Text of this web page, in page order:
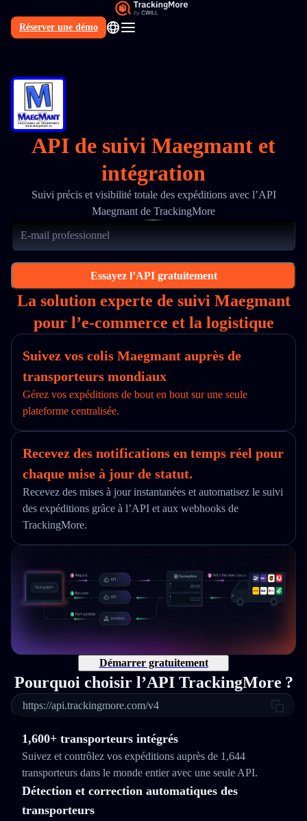
Réserver une démo
FR
API de suivi Maegmant et
intégration
Suivi précis et visibilité totale des expéditions avec l’API
Maegmant de TrackingMore
Essayez l’API gratuitement
La solution experte de suivi Maegmant
pour l’e‑commerce et la logistique
Suivez vos colis Maegmant auprès de
transporteurs mondiaux
Gérez vos expéditions de bout en bout sur une seule
plateforme centralisée.
Recevez des notifications en temps réel pour
chaque mise à jour de statut.
Recevez des mises à jour instantanées et automatisez le suivi
des expéditions grâce à l’API et aux webhooks de
TrackingMore.
Démarrer gratuitement
Pourquoi choisir l’API TrackingMore ?
https://api.trackingmore.com/v4
1,600+ transporteurs intégrés
Suivez et contrôlez vos expéditions auprès de 1,644
transporteurs dans le monde entier avec une seule API.
Détection et correction automatiques des
transporteurs